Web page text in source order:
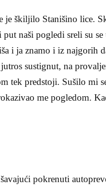
je škiljilo Stanišino lice.
naši pogledi sreli su
i ja znamo i iz najgorih
sustignut, na
tek predstoji. Sušilo mi
me pogledom.
pokrenuti